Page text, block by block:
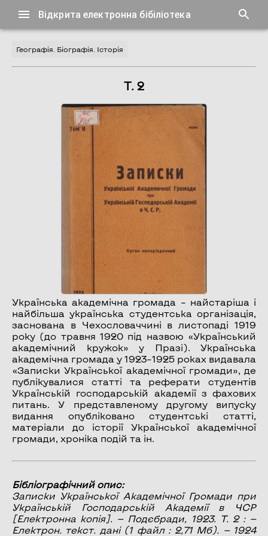
Відкрита електронна бібіліотека
Географія. Біографія. Історія
Т. 2
Українська академічна громада – найстаріша і
найбільша українська студентська організація,
заснована в Чехословаччині в листопаді 1919
року (до травня 1920 під назвою «Український
академічний кружок» у Празі). Українська
академічна громада у 1923–1925 роках видавала
«Записки Української академічної громади», де
публікувалися статті та реферати студентів
Українській господарській академії з фахових
питань. У представленому другому випуску
видання опубліковано студентські статті,
матеріали до історії Української академічної
громади, хроніка подій та ін.
Бібліографічний опис:
Записки Української Академічної Громади при
Українській Господарській Академії в ЧСР
[Електронна копія]. — Подєбради, 1923. Т. 2 : —
Електрон. текст. дані (1 файл : 2,71 Мб). — 1924